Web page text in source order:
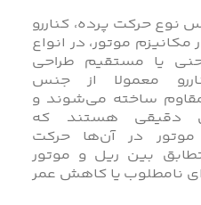
حرکت پرده، کناررو
مکانیزم موتور، در انواع
یا مستقیم طراحی
معمولا از جنس
ساخته می‌شوند و
دقیقی هستند که
در آن‌ها حرکت
بین ریل و موتور
نامطلوب یا کاهش عمر